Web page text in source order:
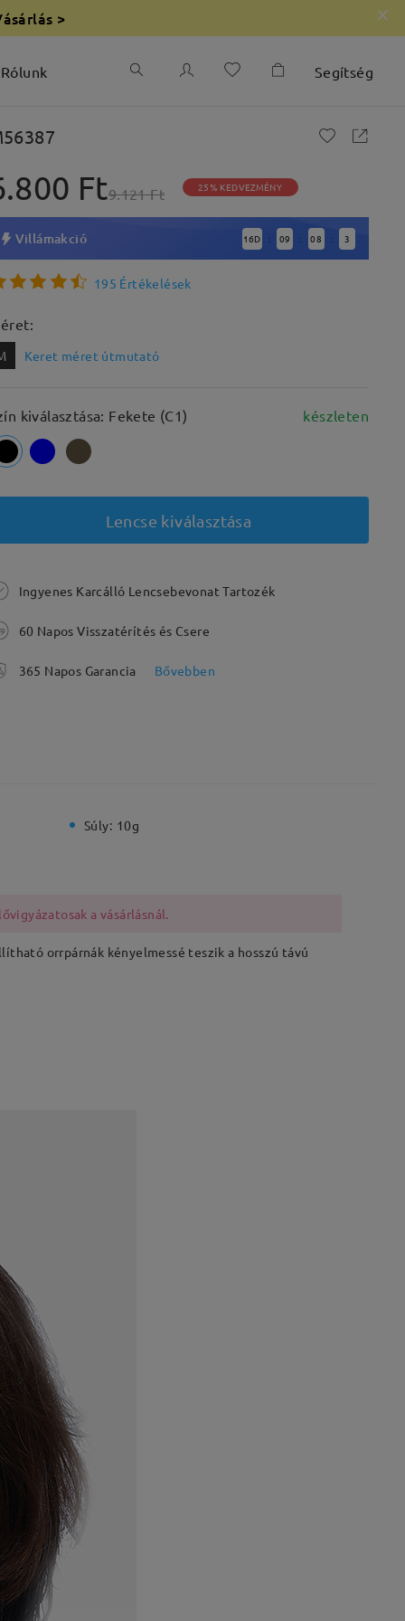
>
Rólunk Segítség
Ft9.121 Ft 25% KEDVEZMÉNY
Villámakció 16D : 09 : 08 : 1
195 Értékelések
Keret méret útmutató
kiválasztása: Fekete (C1) készleten
Lencse kiválasztása
Ingyenes Karcálló Lencsebevonat Tartozék
60 Napos Visszatérítés és Csere
365 Napos Garancia Bővebben
Súly: 10g
a vásárlásnál.
orrpárnák kényelmessé teszik a hosszú távú